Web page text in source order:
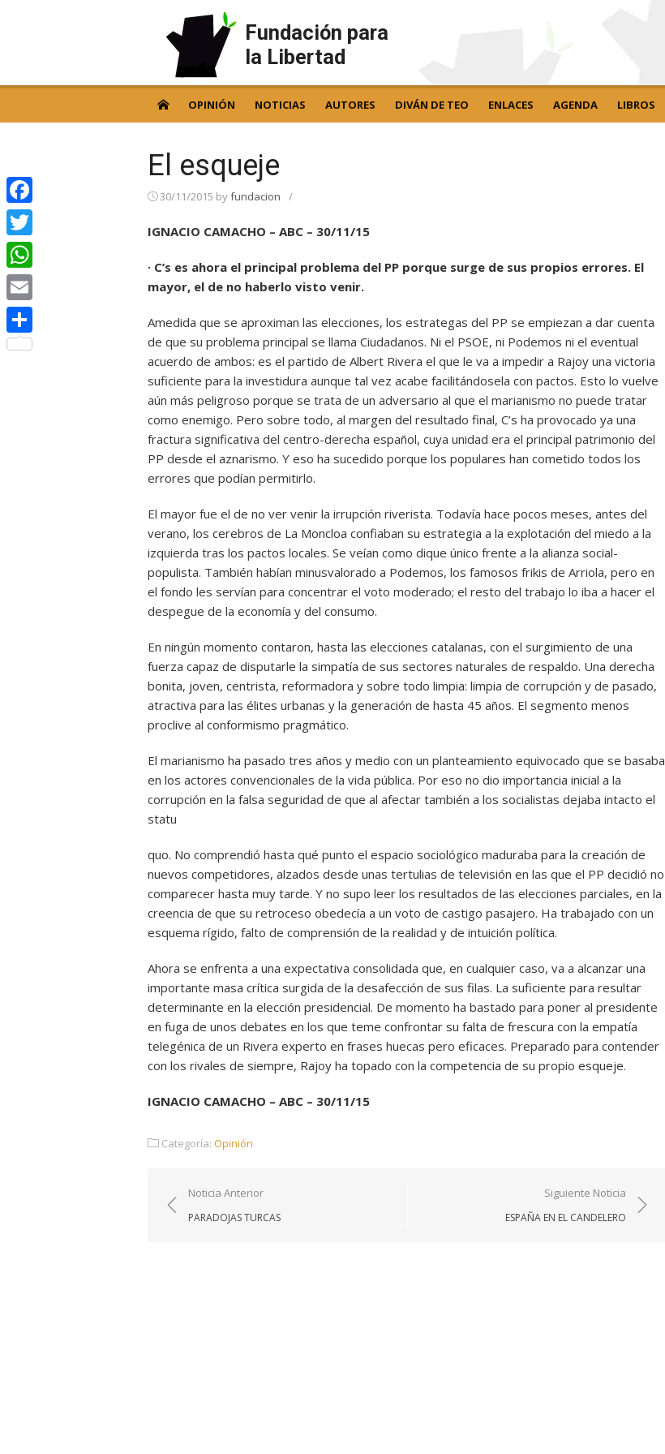
Fundación para
la Libertad
OPINIÓN NOTICIAS AUTORES DIVÁN DE TEO ENLACES AGENDA LIBROS
El esqueje
30/11/2015 byfundacion /
IGNACIO CAMACHO – ABC – 30/11/15
· C’s es ahora el principal problema del PP porque surge de sus propios errores. El
mayor, el de no haberlo visto venir.
Amedida que se aproximan las elecciones, los estrategas del PP se empiezan a dar cuenta
de que su problema principal se llama Ciudadanos. Ni el PSOE, ni Podemos ni el eventual
acuerdo de ambos: es el partido de Albert Rivera el que le va a impedir a Rajoy una victoria
suficiente para la investidura aunque tal vez acabe facilitándosela con pactos. Esto lo vuelve
aún más peligroso porque se trata de un adversario al que el marianismo no puede tratar
como enemigo. Pero sobre todo, al margen del resultado final, C’s ha provocado ya una
fractura significativa del centro-derecha español, cuya unidad era el principal patrimonio del
PP desde el aznarismo. Y eso ha sucedido porque los populares han cometido todos los
errores que podían permitirlo.
El mayor fue el de no ver venir la irrupción riverista. Todavía hace pocos meses, antes del
verano, los cerebros de La Moncloa confiaban su estrategia a la explotación del miedo a la
izquierda tras los pactos locales. Se veían como dique único frente a la alianza social-
populista. También habían minusvalorado a Podemos, los famosos frikis de Arriola, pero en
el fondo les servían para concentrar el voto moderado; el resto del trabajo lo iba a hacer el
despegue de la economía y del consumo.
En ningún momento contaron, hasta las elecciones catalanas, con el surgimiento de una
fuerza capaz de disputarle la simpatía de sus sectores naturales de respaldo. Una derecha
bonita, joven, centrista, reformadora y sobre todo limpia: limpia de corrupción y de pasado,
atractiva para las élites urbanas y la generación de hasta 45 años. El segmento menos
proclive al conformismo pragmático.
El marianismo ha pasado tres años y medio con un planteamiento equivocado que se basaba
en los actores convencionales de la vida pública. Por eso no dio importancia inicial a la
corrupción en la falsa seguridad de que al afectar también a los socialistas dejaba intacto el
statu
quo. No comprendió hasta qué punto el espacio sociológico maduraba para la creación de
nuevos competidores, alzados desde unas tertulias de televisión en las que el PP decidió no
comparecer hasta muy tarde. Y no supo leer los resultados de las elecciones parciales, en la
creencia de que su retroceso obedecía a un voto de castigo pasajero. Ha trabajado con un
esquema rígido, falto de comprensión de la realidad y de intuición política.
Ahora se enfrenta a una expectativa consolidada que, en cualquier caso, va a alcanzar una
importante masa crítica surgida de la desafección de sus filas. La suficiente para resultar
determinante en la elección presidencial. De momento ha bastado para poner al presidente
en fuga de unos debates en los que teme confrontar su falta de frescura con la empatía
telegénica de un Rivera experto en frases huecas pero eficaces. Preparado para contender
con los rivales de siempre, Rajoy ha topado con la competencia de su propio esqueje.
IGNACIO CAMACHO – ABC – 30/11/15
Categoría: Opinión
Navegación
de
Noticia Anterior
PARADOJAS TURCAS
Siguiente Noticia
ESPAÑA EN EL CANDELERO
Facebook
Twitter
WhatsApp
Email
Compartir